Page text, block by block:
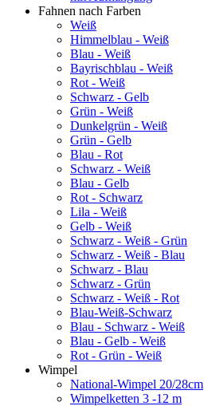
Fahnen nach Farben
Weiß
Himmelblau - Weiß
Blau - Weiß
Bayrischblau - Weiß
Rot - Weiß
Schwarz - Gelb
Grün - Weiß
Dunkelgrün - Weiß
Grün - Gelb
Blau - Rot
Schwarz - Weiß
Blau - Gelb
Rot - Schwarz
Lila - Weiß
Gelb - Weiß
Schwarz - Weiß - Grün
Schwarz - Weiß - Blau
Schwarz - Blau
Schwarz - Grün
Schwarz - Weiß - Rot
Blau-Weiß-Schwarz
Blau - Schwarz - Weiß
Blau - Gelb - Weiß
Rot - Grün - Weiß
Wimpel
National-Wimpel 20/28cm
Wimpelketten 3 -12 m